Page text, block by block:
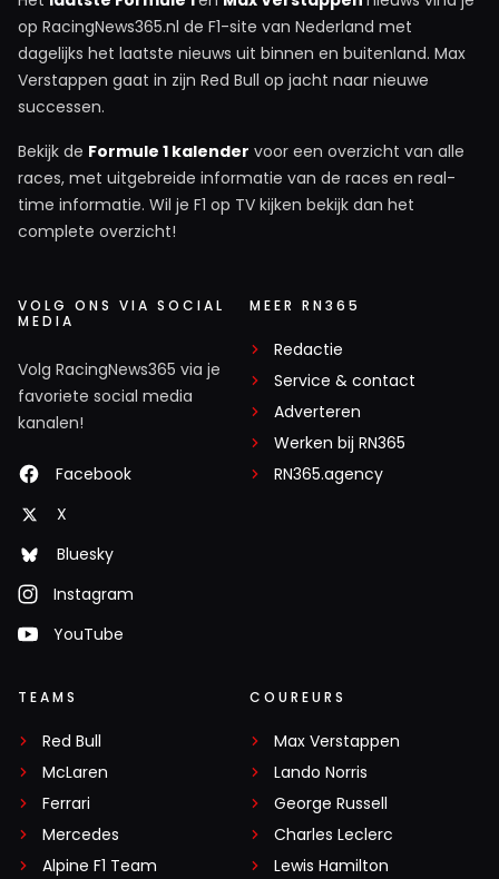
op RacingNews365.nl de F1-site van Nederland met
dagelijks het laatste nieuws uit binnen en buitenland. Max
Verstappen gaat in zijn Red Bull op jacht naar nieuwe
successen.
Bekijk de Formule 1 kalender voor een overzicht van alle
races, met uitgebreide informatie van de races en real-
time informatie. Wil je F1 op TV kijken bekijk dan het
complete overzicht!
VOLG ONS VIA SOCIAL
MEDIA
Volg RacingNews365 via je
favoriete social media
kanalen!
Facebook
X
Bluesky
Instagram
YouTube
MEER RN365
Redactie
Service & contact
Adverteren
Werken bij RN365
RN365.agency
TEAMS
Red Bull
McLaren
Ferrari
Mercedes
Alpine F1 Team
COUREURS
Max Verstappen
Lando Norris
George Russell
Charles Leclerc
Lewis Hamilton